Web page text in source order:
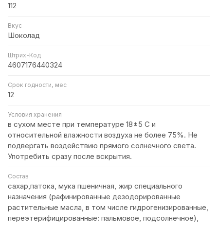
112
Вкус
Шоколад
Штрих-Код
4607176440324
Срок годности, мес
12
Условия хранения
в сухом месте при температуре 18±5 С и
относительной влажности воздуха не более 75%. Не
подвергать воздействию прямого солнечного света.
Употребить сразу после вскрытия.
Состав
сахар,патока, мука пшеничная, жир специального
назначения (рафинированные дезодорированные
растительные масла, в том числе гидрогенизированные,
переэтерифицированные: пальмовое, подсолнечное),